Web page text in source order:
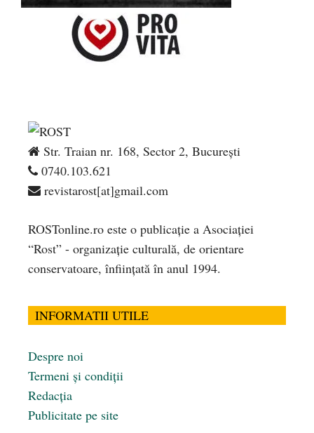
Str. Traian nr. 168, Sector 2, București
0740.103.621
revistarost[at]gmail.com
ROSTonline.ro este o publicaţie a Asociaţiei
“Rost” - organizaţie culturală, de orientare
conservatoare, înfiinţată în anul 1994.
INFORMATII UTILE
Despre noi
Termeni și condiții
Redacția
Publicitate pe site